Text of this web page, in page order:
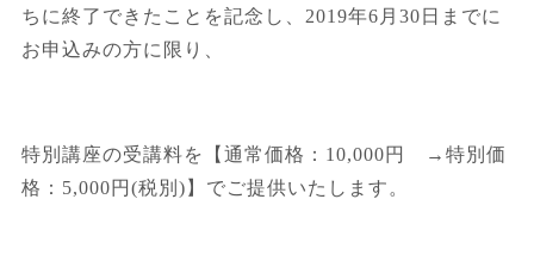
ちに終了できたことを記念し、2019年6月30日までに
お申込みの方に限り、
特別講座の受講料を【通常価格：10,000円 →特別価
格：5,000円(税別)】でご提供いたします。